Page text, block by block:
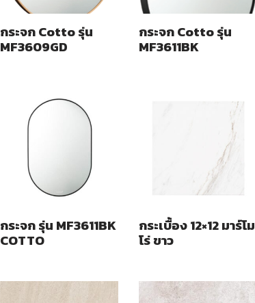
กระจก Cotto รุ่น
MF3609GD
กระจก Cotto รุ่น
MF3611BK
กระจก รุ่น MF3611BK
COTTO
กระเบื้อง 12×12 มาร์โม
โร่ ขาว